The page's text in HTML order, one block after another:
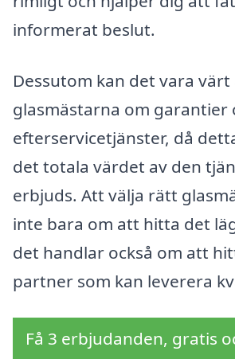
informerat beslut.
Dessutom kan det vara
glasmästarna om garantier
efterservicetjänster, då
det totala värdet av den
erbjuds. Att välja rätt
inte bara om att hitta det
det handlar också om att
partner som kan leverera
Få 3 erbjudanden, gratis